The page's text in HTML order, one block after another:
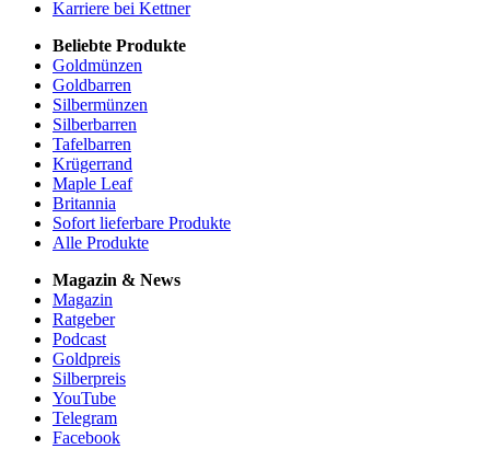
Karriere bei Kettner
Beliebte Produkte
Goldmünzen
Goldbarren
Silbermünzen
Silberbarren
Tafelbarren
Krügerrand
Maple Leaf
Britannia
Sofort lieferbare Produkte
Alle Produkte
Magazin & News
Magazin
Ratgeber
Podcast
Goldpreis
Silberpreis
YouTube
Telegram
Facebook